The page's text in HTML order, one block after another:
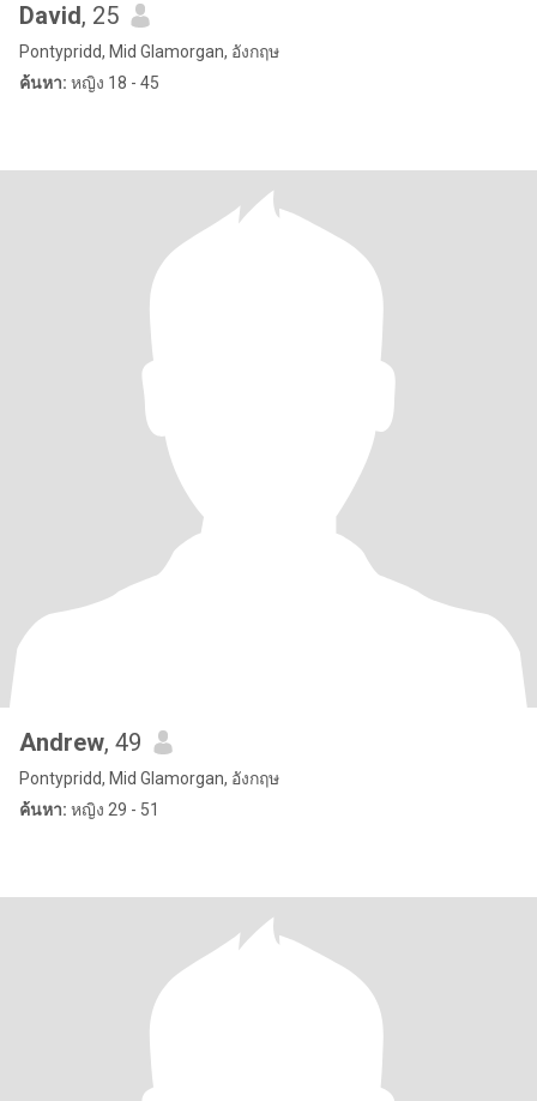
David, 25
Pontypridd, Mid Glamorgan, อังกฤษ
ค้นหา: หญิง 18 - 45
Andrew, 49
Pontypridd, Mid Glamorgan, อังกฤษ
ค้นหา: หญิง 29 - 51